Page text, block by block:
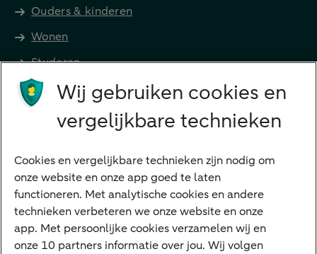
Ouders & kinderen
Wonen
Studeren
Preferred Banking
Digitale diensten
Internet Bankieren
ABN AMRO app
Tikkie
Wij gebruiken cookies en
vergelijkbare technieken
Cookies en vergelijkbare technieken zijn nodig om
onze website en onze app goed te laten
functioneren. Met analytische cookies en andere
technieken verbeteren we onze website en onze
app. Met persoonlijke cookies verzamelen wij en
onze 10 partners informatie over jou. Wij volgen